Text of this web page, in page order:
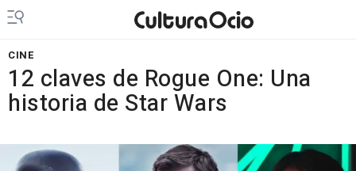
CINE
12 claves de Rogue One: Una
historia de Star Wars